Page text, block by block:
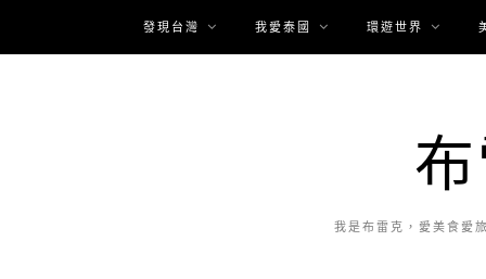
發現台灣 我愛泰國 環遊世界
我是布雷克，愛美食愛